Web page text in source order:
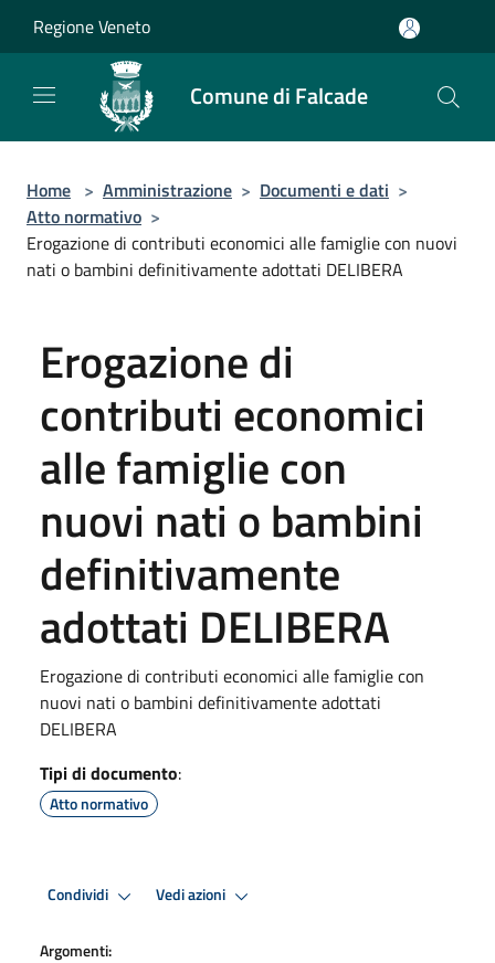
Regione Veneto
Comune di Falcade
Home > Amministrazione > Documenti e dati >
Atto normativo >
Erogazione di contributi economici alle famiglie con nuovi
nati o bambini definitivamente adottati DELIBERA
Erogazione di
contributi economici
alle famiglie con
nuovi nati o bambini
definitivamente
adottati DELIBERA
Erogazione di contributi economici alle famiglie con
nuovi nati o bambini definitivamente adottati
DELIBERA
Tipi di documento:
Atto normativo
Condividi Vedi azioni
Argomenti: